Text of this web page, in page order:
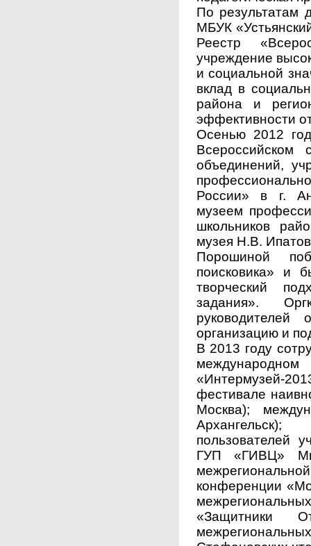
По результатам
МБУК
Реестр
учреждение
и социальной
вклад в
района и
эффективности
Осенью 2012
Всероссийском
объединений,
России» в г.
музеем
школьников
музея Н.В.
Порошиной
поисковика» и
творческий
задания».
организацию и
В 2013 году
«Интермузей-
фестивале
Москва);
пользователей
ГУП «ГИВЦ»
конференции
«Защитники